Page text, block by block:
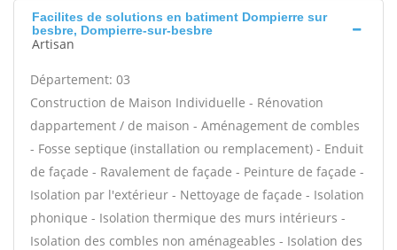
Facilites de solutions en batiment Dompierre sur
besbre, Dompierre-sur-besbre
Artisan
Département: 03
Construction de Maison Individuelle - Rénovation
dappartement / de maison - Aménagement de combles
- Fosse septique (installation ou remplacement) - Enduit
de façade - Ravalement de façade - Peinture de façade -
Isolation par l'extérieur - Nettoyage de façade - Isolation
phonique - Isolation thermique des murs intérieurs -
Isolation des combles non aménageables - Isolation des